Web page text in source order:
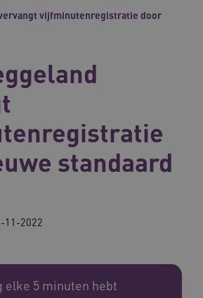
vijfminutenregistratie door
standaard
11-2022
elke 5 minuten hebt